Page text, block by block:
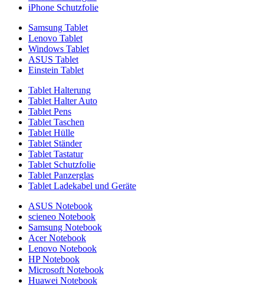
iPhone Schutzfolie
Samsung Tablet
Lenovo Tablet
Windows Tablet
ASUS Tablet
Einstein Tablet
Tablet Halterung
Tablet Halter Auto
Tablet Pens
Tablet Taschen
Tablet Hülle
Tablet Ständer
Tablet Tastatur
Tablet Schutzfolie
Tablet Panzerglas
Tablet Ladekabel und Geräte
ASUS Notebook
scieneo Notebook
Samsung Notebook
Acer Notebook
Lenovo Notebook
HP Notebook
Microsoft Notebook
Huawei Notebook